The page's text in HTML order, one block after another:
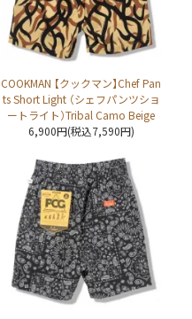
COOKMAN 【クックマン】Chef Pan
ts Short Light （シェフパンツショ
ートライト）Tribal Camo Beige
6,900円(税込7,590円)